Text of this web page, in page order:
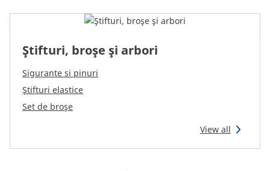
Ştifturi, broşe şi arbori
Sigurante si pinuri
Ştifturi elastice
Set de broşe
View all